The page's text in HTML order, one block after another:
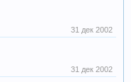
31 дек 2002
31 дек 2002